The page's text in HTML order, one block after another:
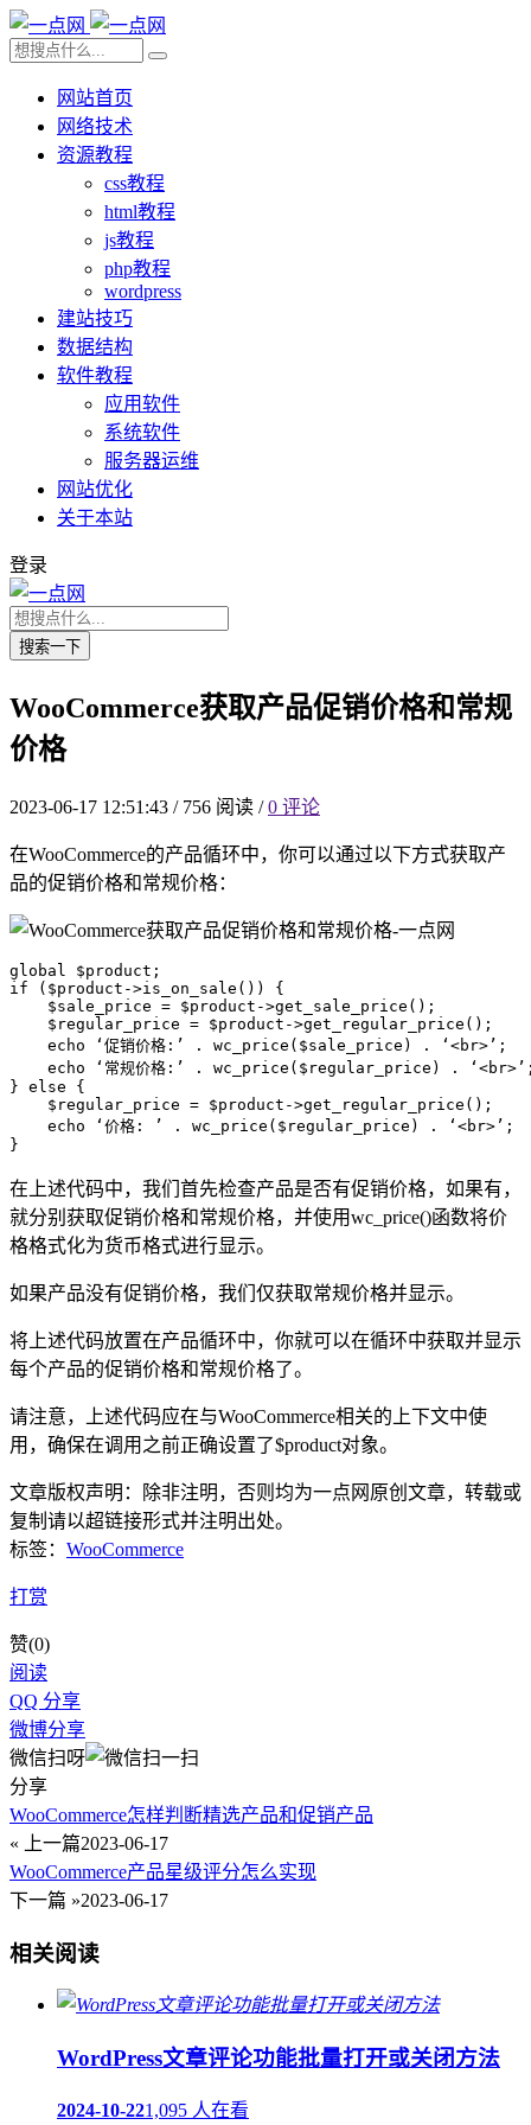
网站首页
网络技术
资源教程
css教程
html教程
js教程
php教程
wordpress
建站技巧
数据结构
软件教程
应用软件
系统软件
服务器运维
网站优化
关于本站
登录
搜索一下
WooCommerce获取产品促销价格和常规
价格
2023-06-17 12:51:43 /756 阅读 / 0 评论
在WooCommerce的产品循环中，你可以通过以下方式获取产
品的促销价格和常规价格：
global $product;
if ($product->is_on_sale()) {
    $sale_price = $product->get_sale_price();
    $regular_price = $product->get_regular_price();
    echo ‘促销价格:’ . wc_price($sale_price) . ‘<br>’;
echo ‘常规价格:’ . wc_price($regular_price) .
} else {
    $regular_price = $product->get_regular_price();
    echo ‘价格: ’ . wc_price($regular_price) . ‘<br>’;
在上述代码中，我们首先检查产品是否有促销价格，如果有，
就分别获取促销价格和常规价格，并使用wc_price()函数将价
格格式化为货币格式进行显示。
如果产品没有促销价格，我们仅获取常规价格并显示。
将上述代码放置在产品循环中，你就可以在循环中获取并显示
每个产品的促销价格和常规价格了。
请注意，上述代码应在与WooCommerce相关的上下文中使
用，确保在调用之前正确设置了$product对象。
文章版权声明：除非注明，否则均为一点网 原创文章，转载或
复制请以超链接形式并注明出处。
标签： WooCommerce
打赏
赞(0)
阅读
QQ 分享
微博分享
微信扫呀
分享
WooCommerce怎样判断精选产品和促销产品
« 上一篇2023-06-17
WooCommerce产品星级评分怎么实现
下一篇 »2023-06-17
相关阅读
WordPress文章评论功能批量打开或关闭方法
2024-10-221,095 人在看